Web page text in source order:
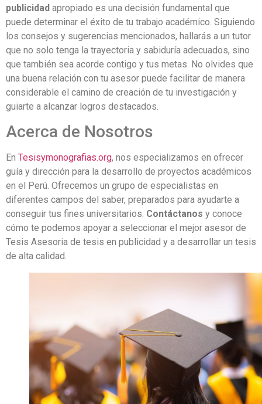
publicidad apropiado es una decisión fundamental que
puede determinar el éxito de tu trabajo académico. Siguiendo
los consejos y sugerencias mencionados, hallarás a un tutor
que no solo tenga la trayectoria y sabiduría adecuados, sino
que también sea acorde contigo y tus metas. No olvides que
una buena relación con tu asesor puede facilitar de manera
considerable el camino de creación de tu investigación y
guiarte a alcanzar logros destacados.
Acerca de Nosotros
En Tesisymonografias.org, nos especializamos en ofrecer
guía y dirección para la desarrollo de proyectos académicos
en el Perú. Ofrecemos un grupo de especialistas en
diferentes campos del saber, preparados para ayudarte a
conseguir tus fines universitarios. Contáctanos y conoce
cómo te podemos apoyar a seleccionar el mejor asesor de
Tesis Asesoria de tesis en publicidad y a desarrollar un tesis
de alta calidad.